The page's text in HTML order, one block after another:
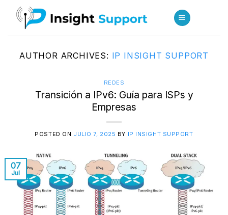
content
AUTHOR ARCHIVES: IP INSIGHT SUPPORT
REDES
Transición a IPv6: Guía para ISPs y
Empresas
POSTED ON JULIO 7, 2025 BY IP INSIGHT SUPPORT
07
Jul